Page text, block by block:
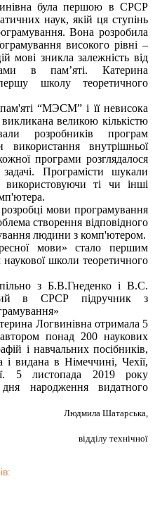
була першою в СРСР
наук, якій ця ступінь
Вона розробила
високого рівні –
мові зникла залежність від
в пам’яті. Катерина
школу теоретичного
“МЭСМ” і її невисока
великою кількістю
розробників програм
використання внутрішньої
програми розглядалося
Програмісти шукали
використовуючи ті чи інші
мови програмування
створення відповідного
людини з комп'ютером.
мови» стало першим
школи теоретичного
з Б.В.Гнеденко і В.С.
в СРСР підручник з
Логвинівна отримала 5
понад 200 наукових
і навчальних посібників,
і видана в Німеччині, Чехії,
5 листопада 2019 року
народження видатного